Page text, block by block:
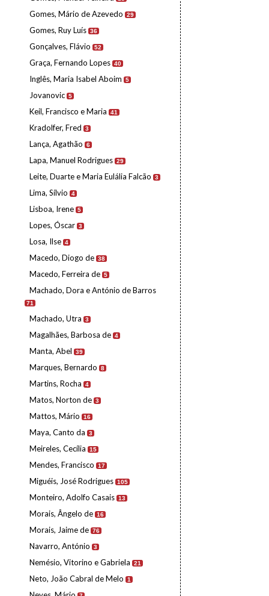
Gomes, Mário de Azevedo 29
Gomes, Ruy Luís 36
Gonçalves, Flávio 52
Graça, Fernando Lopes 40
Inglês, Maria Isabel Aboim 5
Jovanovic 5
Keil, Francisco e Maria 41
Kradolfer, Fred 3
Lança, Agathão 6
Lapa, Manuel Rodrigues 29
Leite, Duarte e Maria Eulália Falcão 3
Lima, Sílvio 4
Lisboa, Irene 5
Lopes, Óscar 3
Losa, Ilse 4
Macedo, Diogo de 38
Macedo, Ferreira de 5
Machado, Dora e António de Barros
71
Machado, Utra 3
Magalhães, Barbosa de 4
Manta, Abel 39
Marques, Bernardo 8
Martins, Rocha 4
Matos, Norton de 3
Mattos, Mário 16
Maya, Canto da 3
Meireles, Cecília 15
Mendes, Francisco 17
Miguéis, José Rodrigues 105
Monteiro, Adolfo Casais 13
Morais, Ângelo de 16
Morais, Jaime de 76
Navarro, António 3
Nemésio, Vitorino e Gabriela 21
Neto, João Cabral de Melo 1